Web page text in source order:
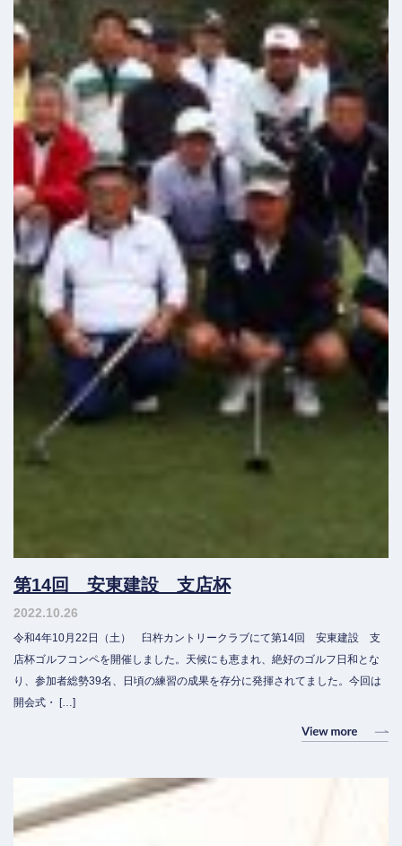
第14回 安東建設 支店杯
2022.10.26
令和4年10月22日（土） 臼杵カントリークラブにて第14回 安東建設 支
店杯ゴルフコンペを開催しました。天候にも恵まれ、絶好のゴルフ日和とな
り、参加者総勢39名、日頃の練習の成果を存分に発揮されてました。今回は
開会式・ […]